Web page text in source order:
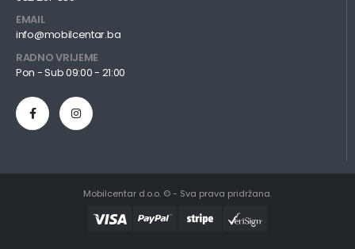
EMAIL
info@mobilcentar.ba
RADNO VRIJEME
Pon - Sub 09:00 - 21:00
Mobilcentar d.o.o. © - Sva prava pridržana.